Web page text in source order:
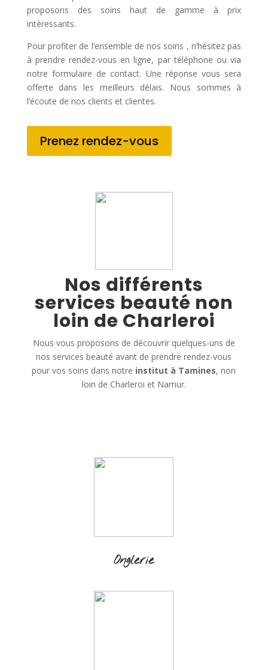
proposons des soins haut de gamme à prix
intéressants.
Pour profiter de l’ensemble de nos soins , n’hésitez pas
à prendre rendez-vous en ligne, par téléphone ou via
notre formulaire de contact. Une réponse vous sera
offerte dans les meilleurs délais. Nous sommes à
l’écoute de nos clients et clientes.
Prenez rendez-vous
Nos différents
services beauté non
loin de Charleroi
Nous vous proposons de découvrir quelques-uns de
nos services beauté avant de prendre rendez-vous
pour vos soins dans notre institut à Tamines, non
loin de Charleroi et Namur.
Onglerie